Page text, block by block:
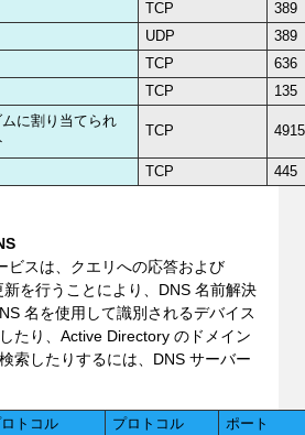
TCP
389
UDP
389
TCP
636
TCP
135
に割り当てられ
TCP
TCP 445
ビスは、クエリへの応答および
を行うことにより、DNS 名前解決
名を使用して識別されるデバイス
たり、Active Directory のドメイン
索したりするには、DNS サーバー
トコル プロトコル ポート